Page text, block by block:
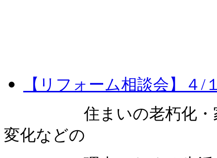
【リフォーム相談会】４/
住まいの老朽化・家族
変化などの